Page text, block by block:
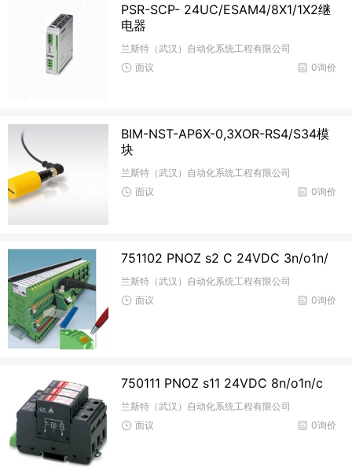
PSR-SCP- 24UC/ESAM4/8X1/1X2继
电器
兰斯特（武汉）自动化系统工程有限公司
0询价
面议
BIM-NST-AP6X-0,3XOR-RS4/S34模
块
兰斯特（武汉）自动化系统工程有限公司
0询价
面议
751102 PNOZ s2 C 24VDC 3n/o1n/
兰斯特（武汉）自动化系统工程有限公司
0询价
面议
750111 PNOZ s11 24VDC 8n/o1n/c
兰斯特（武汉）自动化系统工程有限公司
0询价
面议